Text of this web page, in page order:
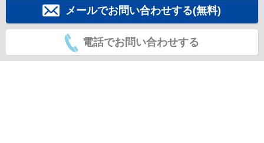
メールでお問い合わせする(無料)
電話でお問い合わせする